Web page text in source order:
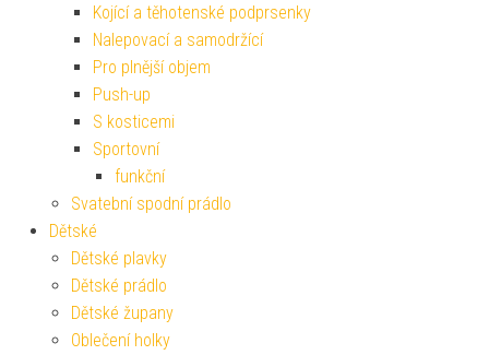
Kojící a těhotenské podprsenky
Nalepovací a samodržící
Pro plnější objem
Push-up
S kosticemi
Sportovní
funkční
Svatební spodní prádlo
Dětské
Dětské plavky
Dětské prádlo
Dětské župany
Oblečení holky